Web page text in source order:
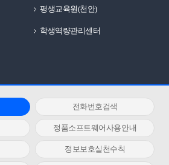
평생교육원(천안)
학생역량관리센터
전화번호검색
정품소프트웨어사용안내
정보보호실천수칙